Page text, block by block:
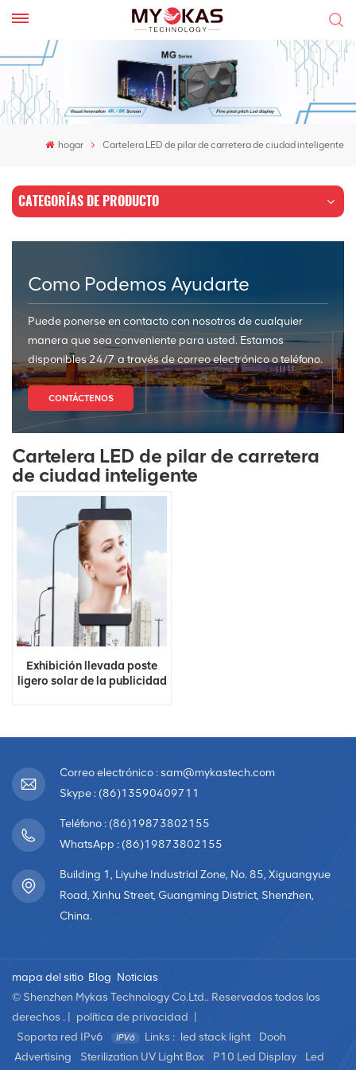
hogar Cartelera LED de pilar de carretera de ciudad inteligente
CATEGORÍAS DE PRODUCTO
Como Podemos Ayudarte
Puede ponerse en contacto con nosotros de cualquier
manera que sea conveniente para usted. Estamos
disponibles 24/7 a través de correo electrónico o teléfono.
CONTÁCTENOS
Cartelera LED de pilar de carretera
de ciudad inteligente
Exhibición llevada poste
ligero solar de la publicidad
Correo electrónico : sam@mykastech.com
Skype : (86)13590409711
Teléfono : (86)19873802155
WhatsApp : (86)19873802155
Building 1, Liyuhe Industrial Zone, No. 85, Xiguangyue
Road, Xinhu Street, Guangming District, Shenzhen,
China.
mapa del sitio Blog Noticias
© Shenzhen Mykas Technology Co.Ltd.. Reservados todos los
derechos . |
política de privacidad
Soporta red IPv6
Links : led stack light
Dooh
Advertising
Sterilization UV Light Box P10 Led Display
Led